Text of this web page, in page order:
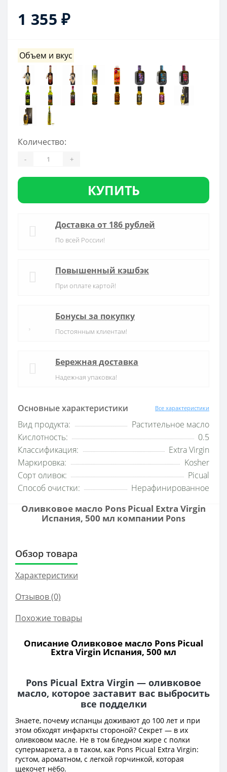
1 355 ₽
Основные характеристики Все характеристики
Вид продукта:
Растительное масло
Кислотность:
0.5
Классификация:
Extra Virgin
Маркировка:
Kosher
Сорт оливок:
Picual
Способ очистки:
Нерафинированное
Объем и вкус
Количество:
- +
КУПИТЬ
Доставка от 186 рублей
По всей России!
Повышенный кэшбэк
При оплате картой!
Бонусы за покупку
Постоянным клиентам!
Бережная доставка
Надежная упаковка!
Оливковое масло Pons Picual Extra Virgin
Испания, 500 мл компании Pons
Обзор товара
Характеристики
Отзывов (0)
Похожие товары
Описание Оливковое масло Pons Picual
Extra Virgin Испания, 500 мл
Pons Picual Extra Virgin — оливковое
масло, которое заставит вас выбросить
все подделки
Знаете, почему испанцы доживают до 100 лет и при
этом обходят инфаркты стороной? Секрет — в их
оливковом масле. Не в том бледном жире с полки
супермаркета, а в таком, как Pons Picual Extra Virgin:
густом, ароматном, с легкой горчинкой, которая
щекочет нёбо.